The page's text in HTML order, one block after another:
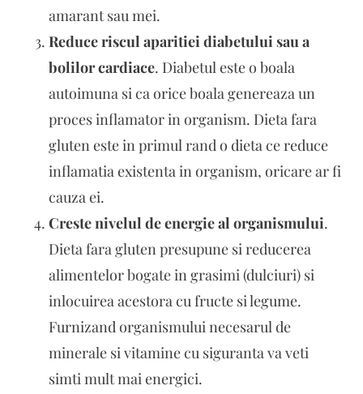
amarant sau mei.
Reduce riscul aparitiei diabetului sau a
bolilor cardiace. Diabetul este o boala
autoimuna si ca orice boala genereaza un
proces inflamator in organism. Dieta fara
gluten este in primul rand o dieta ce reduce
inflamatia existenta in organism, oricare ar fi
cauza ei.
Creste nivelul de energie al organismului.
Dieta fara gluten presupune si reducerea
alimentelor bogate in grasimi (dulciuri) si
inlocuirea acestora cu fructe si legume.
Furnizand organismului necesarul de
minerale si vitamine cu siguranta va veti
simti mult mai energici.